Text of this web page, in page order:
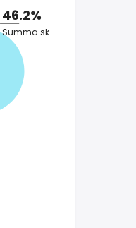
46.2%
Summa skatt